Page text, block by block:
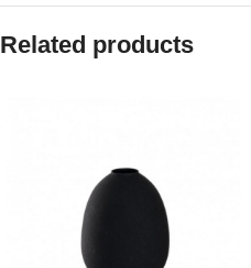
Related products